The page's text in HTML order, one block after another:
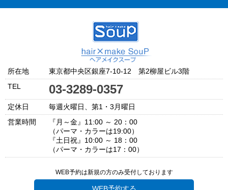
所在地
東京都中央区銀座7-10-12 第2柳屋ビル3階
TEL
03-3289-0357
定休日
毎週火曜日、第1・3月曜日
営業時間
『月～金』11:00 ～ 20：00
（パーマ・カラーは19:00）
『土日祝』10:00 ～ 18：00
（パーマ・カラーは17：00）
WEB予約は新規の方のみ受付しております